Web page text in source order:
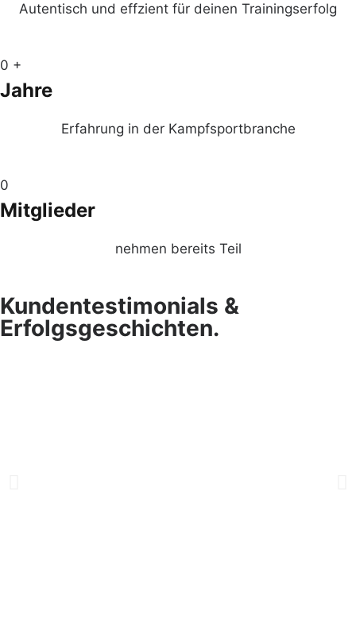
Autentisch und effzient für deinen Trainingserfolg
0 +
Jahre
Erfahrung in der Kampfsportbranche
0
Mitglieder
nehmen bereits Teil
Kundentestimonials &
Erfolgsgeschichten.